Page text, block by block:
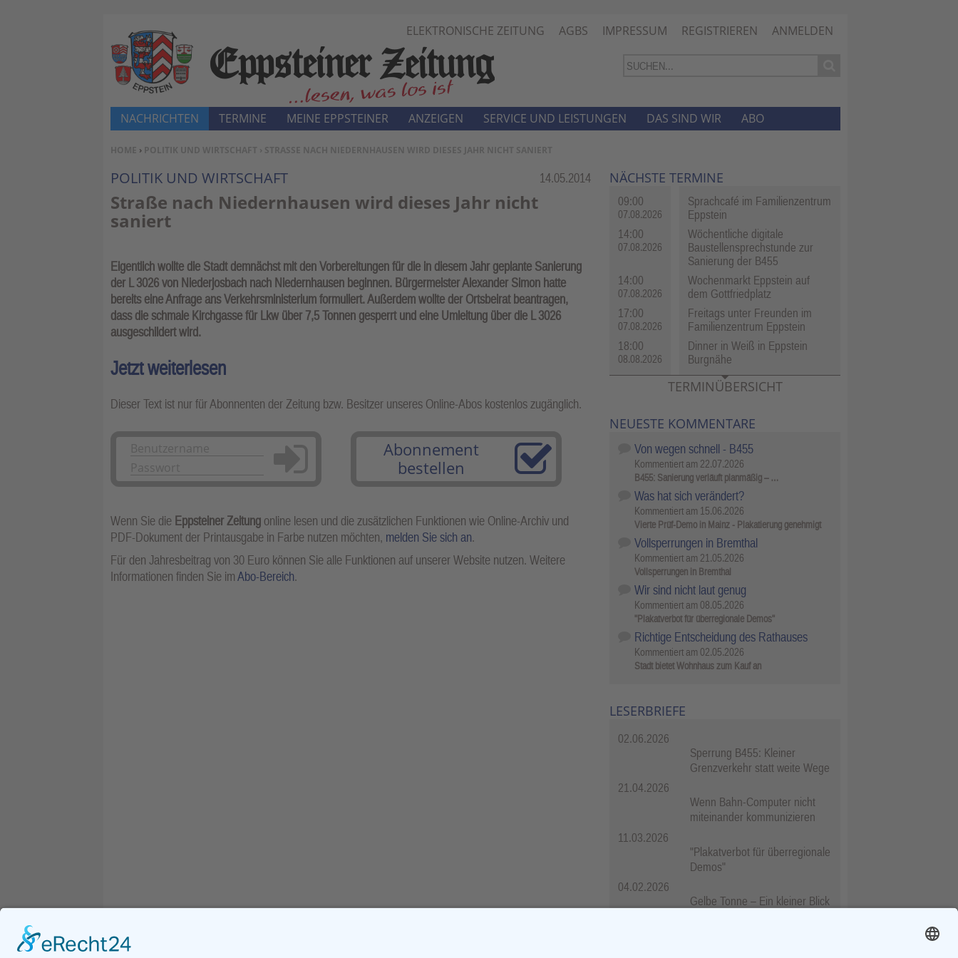
ELEKTRONISCHE ZEITUNG AGBS IMPRESSUM REGISTRIEREN ANMELDEN
SIE BEFINDEN SICH HIER:
HOME › POLITIK UND WIRTSCHAFT › STRASSE NACH NIEDERNHAUSEN WIRD DIESES JAHR NICHT SANIERT
Rubrik:
POLITIK UND WIRTSCHAFT 14.05.2014
Straße nach Niedernhausen wird dieses Jahr nicht
saniert
Eigentlich wollte die Stadt demnächst mit den Vorbereitungen für die in diesem Jahr geplante Sanierung
der L 3026 von Niederjosbach nach Niedernhausen beginnen. Bürgermeister Alexander Simon hatte
bereits eine Anfrage ans Verkehrsministerium formuliert. Außerdem wollte der Ortsbeirat beantragen,
dass die schmale Kirchgasse für Lkw über 7,5 Tonnen gesperrt und eine Umleitung über die L 3026
ausgeschildert wird.
Jetzt weiterlesen
Dieser Text ist nur für Abonnenten der Zeitung bzw. Besitzer unseres Online-Abos kostenlos zugänglich.
Anmelden
Abonnement
bestellen
Wenn Sie die Eppsteiner Zeitung online lesen und die zusätzlichen Funktionen wie Online-Archiv und
PDF-Dokument der Printausgabe in Farbe nutzen möchten, melden Sie sich an.
Für den Jahresbeitrag von 30 Euro können Sie alle Funktionen auf unserer Website nutzen. Weitere
Informationen finden Sie imAbo-Bereich.
NÄCHSTE TERMINE
09:00
07.08.2026
Sprachcafé im Familienzentrum
Eppstein
14:00
07.08.2026
Wöchentliche digitale
Baustellensprechstunde zur
Sanierung der B455
14:00
07.08.2026
Wochenmarkt Eppstein auf
dem Gottfriedplatz
17:00
07.08.2026
Freitags unter Freunden im
Familienzentrum Eppstein
18:00
08.08.2026
Dinner in Weiß in Eppstein
Burgnähe
TERMINÜBERSICHT
NEUESTE KOMMENTARE
Von wegen schnell - B455
Kommentiert am 22.07.2026
B455: Sanierung verläuft planmäßig – …
Was hat sich verändert?
Kommentiert am 15.06.2026
Vierte Prüf-Demo in Mainz - Plakatierung genehmigt
Vollsperrungen in Bremthal
Kommentiert am 21.05.2026
Vollsperrungen in Bremthal
Wir sind nicht laut genug
Kommentiert am 08.05.2026
"Plakatverbot für überregionale Demos"
Richtige Entscheidung des Rathauses
Kommentiert am 02.05.2026
Stadt bietet Wohnhaus zum Kauf an
LESERBRIEFE
02.06.2026
Sperrung B455: Kleiner
Grenzverkehr statt weite Wege
21.04.2026
Wenn Bahn-Computer nicht
miteinander kommunizieren
11.03.2026
"Plakatverbot für überregionale
Demos"
04.02.2026
Gelbe Tonne – Ein kleiner Blick
NACHRICHTEN TERMINE MEINE EPPSTEINER ANZEIGEN SERVICE UND LEISTUNGEN DAS SIND WIR ABO